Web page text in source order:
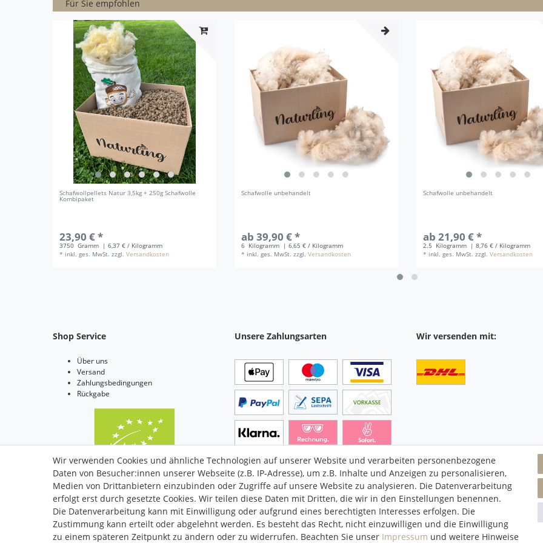
Für Sie empfohlen
Schafwollpellets Natur 3,5kg + 250g Schafwolle
Kombipaket
23,90 € *
3750 Gramm
| 6,37 € / Kilogramm
* inkl. ges. MwSt. zzgl.Versandkosten
Schafwolle unbehandelt
ab 39,90 € *
6 Kilogramm
| 6,65 € / Kilogramm
* inkl. ges. MwSt. zzgl.Versandkosten
Schafwolle unbehandelt
ab 21,90 € *
2.5 Kilogramm
| 8,76 € / Kilogramm
* inkl. ges. MwSt. zzgl.Versandkosten
Shop Service
Über uns
Versand
Zahlungsbedingungen
Rückgabe
Bio Zertifiziert: DE-ÖKO-006
Unsere Zahlungsarten Wir versenden mit:
Impressum Daten­schutz­erklärung AGB Widerrufs­recht Vertrag widerrufen
Wir verwenden Cookies und ähnliche Technologien auf unserer Website und verarbeiten personenbezogene
Daten von Besucher:innen unserer Webseite (z.B. IP-Adresse), um z.B. Inhalte und Anzeigen zu personalisieren,
Medien von Drittanbietern einzubinden oder Zugriffe auf unsere Website zu analysieren. Die Datenverarbeitung
erfolgt erst durch gesetzte Cookies. Wir teilen diese Daten mit Dritten, die wir in den Einstellungen benennen.
Die Datenverarbeitung kann mit Einwilligung oder aufgrund eines berechtigten Interesses erfolgen. Die
Zustimmung kann erteilt oder abgelehnt werden. Es besteht das Recht, nicht einzuwilligen und die Einwilligung
zu einem späteren Zeitpunkt zu ändern oder zu widerrufen. Beachten Sie unser Impressum und weitere Hinweise